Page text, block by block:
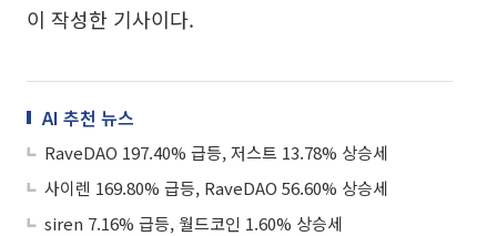
이 작성한 기사이다.
AI 추천 뉴스
RaveDAO 197.40% 급등, 저스트 13.78% 상승세
사이렌 169.80% 급등, RaveDAO 56.60% 상승세
siren 7.16% 급등, 월드코인 1.60% 상승세